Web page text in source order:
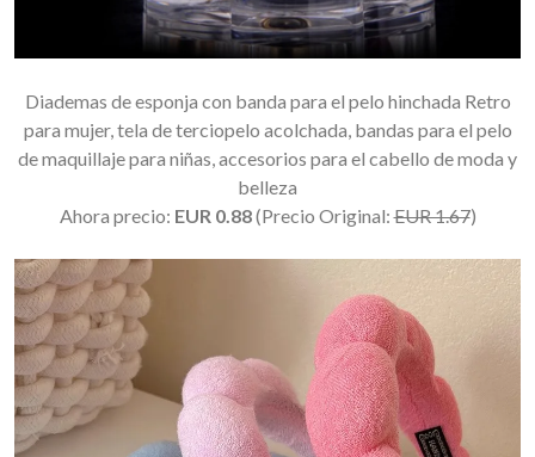
Diademas de esponja con banda para el pelo hinchada Retro
para mujer, tela de terciopelo acolchada, bandas para el pelo
de maquillaje para niñas, accesorios para el cabello de moda y
belleza
Ahora precio: EUR 0.88(Precio Original:EUR 1.67)